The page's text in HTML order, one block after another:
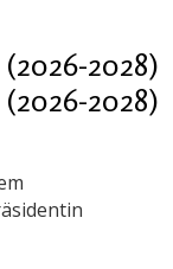
2028)
2028)